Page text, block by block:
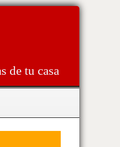
de tu casa